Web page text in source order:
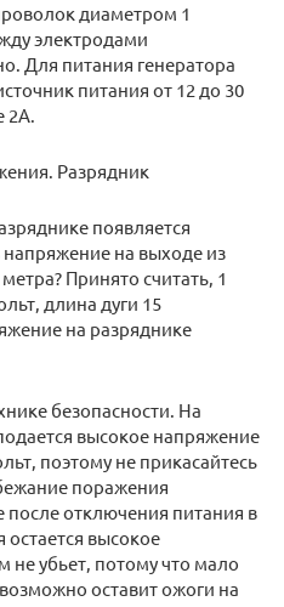
диаметром 1
электродами
Для питания генератора
питания от 12 до 30
2А.
Разрядник
появляется
на выходе из
Принято считать, 1
длина дуги 15
на разряднике
безопасности. На
высокое напряжение
поэтому не прикасайтесь
поражения
отключения питания в
высокое
не убьет, потому что мало
оставит ожоги на